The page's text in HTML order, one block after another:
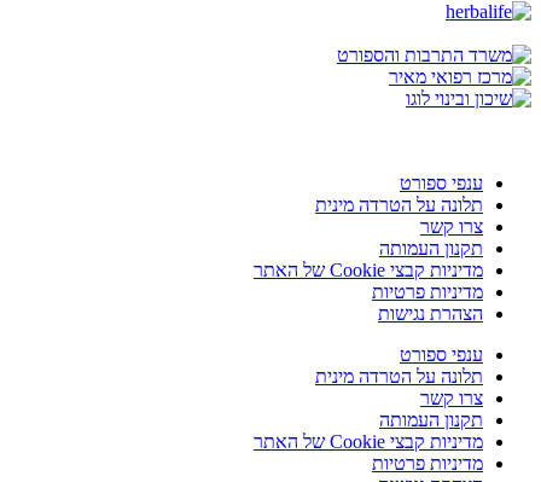
ענפי ספורט
תלונה על הטרדה מינית
צרו קשר
תקנון העמותה
מדיניות קבצי Cookie של האתר
מדיניות פרטיות
הצהרת נגישות
ענפי ספורט
תלונה על הטרדה מינית
צרו קשר
תקנון העמותה
מדיניות קבצי Cookie של האתר
מדיניות פרטיות